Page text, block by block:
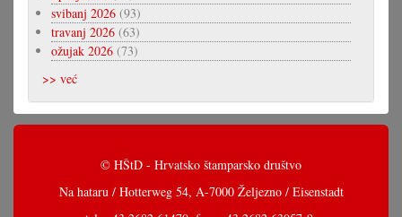
svibanj 2026 (93)
travanj 2026 (63)
ožujak 2026 (73)
>> već
© HŠtD - Hrvatsko štamparsko društvo
Na hataru / Hotterweg 54, A-7000 Željezno / Eisenstadt